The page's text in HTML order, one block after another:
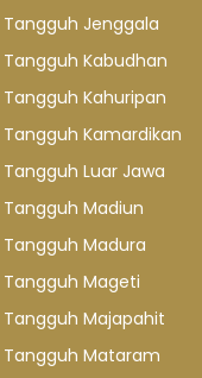
Tangguh Jenggala
Tangguh Kabudhan
Tangguh Kahuripan
Tangguh Kamardikan
Tangguh Luar Jawa
Tangguh Madiun
Tangguh Madura
Tangguh Mageti
Tangguh Majapahit
Tangguh Mataram